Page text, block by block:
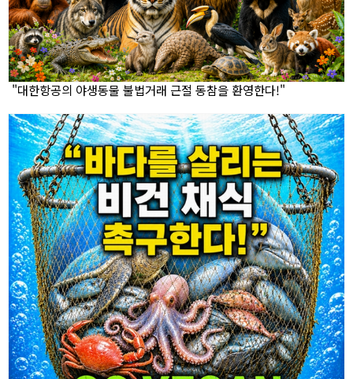
"대한항공의 야생동물 불법거래 근절 동참을 환영한다!"